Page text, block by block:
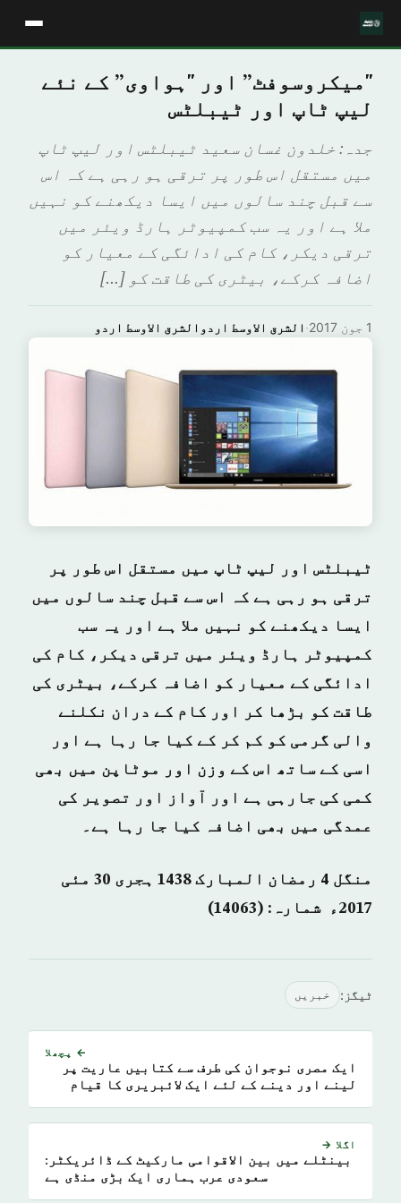
"میکروسوفٹ” اور "ہواوی” کے نئے
لیپ ٹاپ اور ٹیبلٹس
جدہ: خلدون غسان سعید ٹیبلٹس اور لیپ ٹاپ
میں مستقل اس طور پر ترقی ہو رہی ہے کہ اس
سے قبل چند سالوں میں ایسا دیکھنے کو نہیں
ملا ہے اور یہ سب کمپیوٹر ہارڈ ویئر میں
ترقی دیکر، کام کی ادائگی کے معیار کو
اضافہ کرکے، بیٹری کی طاقت کو […]
الشرق الاوسط اردوالشرق الاوسط اردو · 1 جون 2017
ٹیبلٹس اور لیپ ٹاپ میں مستقل اس طور پر
ترقی ہو رہی ہے کہ اس سے قبل چند سالوں میں
ایسا دیکھنے کو نہیں ملا ہے اور یہ سب
کمپیوٹر ہارڈ ویئر میں ترقی دیکر، کام کی
ادائگی کے معیار کو اضافہ کرکے، بیٹری کی
طاقت کو بڑھا کر اور کام کے دران نکلنے
والی گرمی کو کم کر کے کیا جا رہا ہے اور
اسی کے ساتھ اس کے وزن اور موٹاپن میں بھی
کمی کی جارہی ہے اور آواز اور تصویر کی
عمدگی میں بھی اضافہ کیا جا رہا ہے۔
منگل 4 رمضان المبارک 1438 ہجری­ 30 مئی
2017ء شمارہ: (14063)
ٹیگز: خبريں
← پچھلا
ایک مصری نوجوان کی طرف سے کتابیں عاریت پر
لینے اور دینے کے لئے ایک لائبریری کا قیام
اگلا →
بینٹلے میں بین الاقوامی مارکیٹ کے ڈائریکٹر:
سعودی عرب ہماری ایک بڑی منڈی ہے